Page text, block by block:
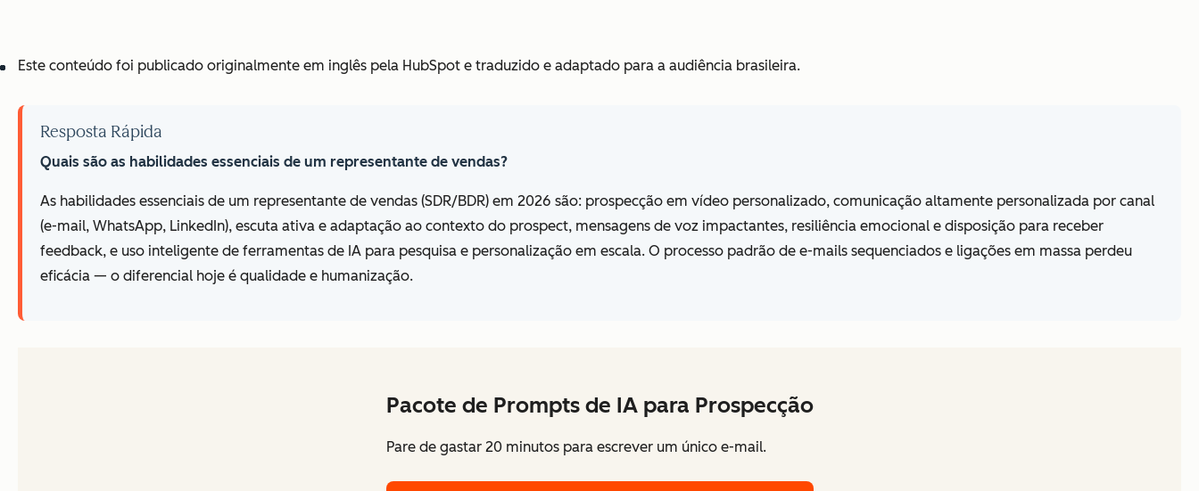
Este conteúdo foi publicado originalmente em inglês pela HubSpot e traduzido e adaptado para a audiência brasileira.
Resposta Rápida
Quais são as habilidades essenciais de um representante de vendas?
As habilidades essenciais de um representante de vendas (SDR/BDR) em 2026 são: prospecção em vídeo personalizado, comunicação altamente personalizada por canal
(e-mail, WhatsApp, LinkedIn), escuta ativa e adaptação ao contexto do prospect, mensagens de voz impactantes, resiliência emocional e disposição para receber
feedback, e uso inteligente de ferramentas de IA para pesquisa e personalização em escala. O processo padrão de e-mails sequenciados e ligações em massa perdeu
eficácia — o diferencial hoje é qualidade e humanização.
Pacote de Prompts de IA para Prospecção
Pare de gastar 20 minutos para escrever um único e-mail.